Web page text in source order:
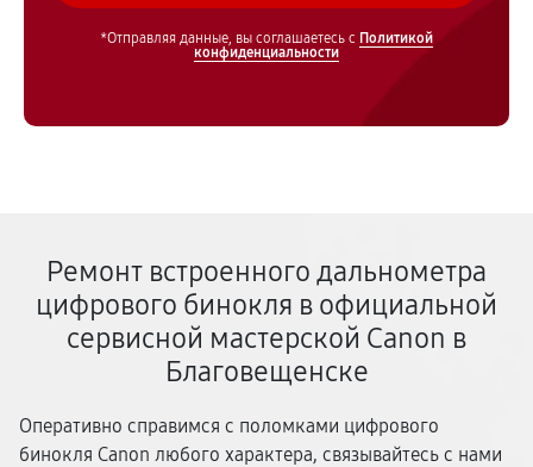
*Отправляя данные, вы соглашаетесь с Политикой
конфиденциальности
Ремонт встроенного дальнометра
цифрового бинокля в официальной
сервисной мастерской Canon в
Благовещенске
Оперативно справимся с поломками цифрового
бинокля Canon любого характера, связывайтесь с нами